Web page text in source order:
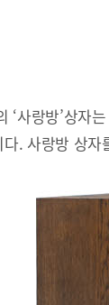
‘사랑방’상자
다. 사랑방 상자